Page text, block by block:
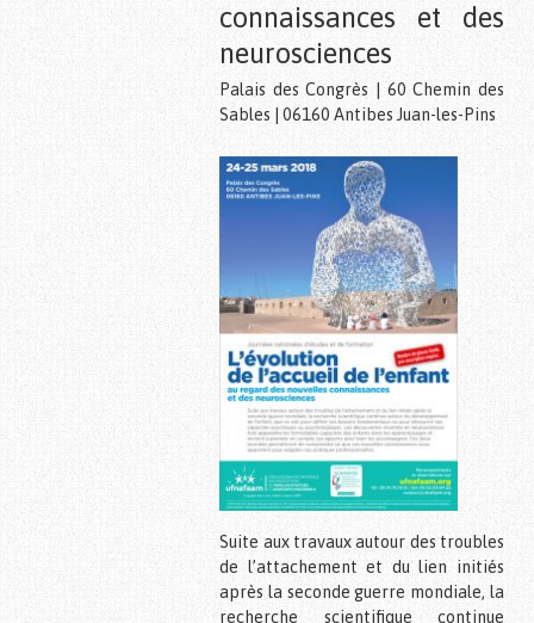
connaissances et des
neurosciences
Palais des Congrès | 60 Chemin des
Sables | 06160 Antibes Juan-les-Pins
Suite aux travaux autour des troubles
de l’attachement et du lien initiés
après la seconde guerre mondiale, la
recherche scientifique continue